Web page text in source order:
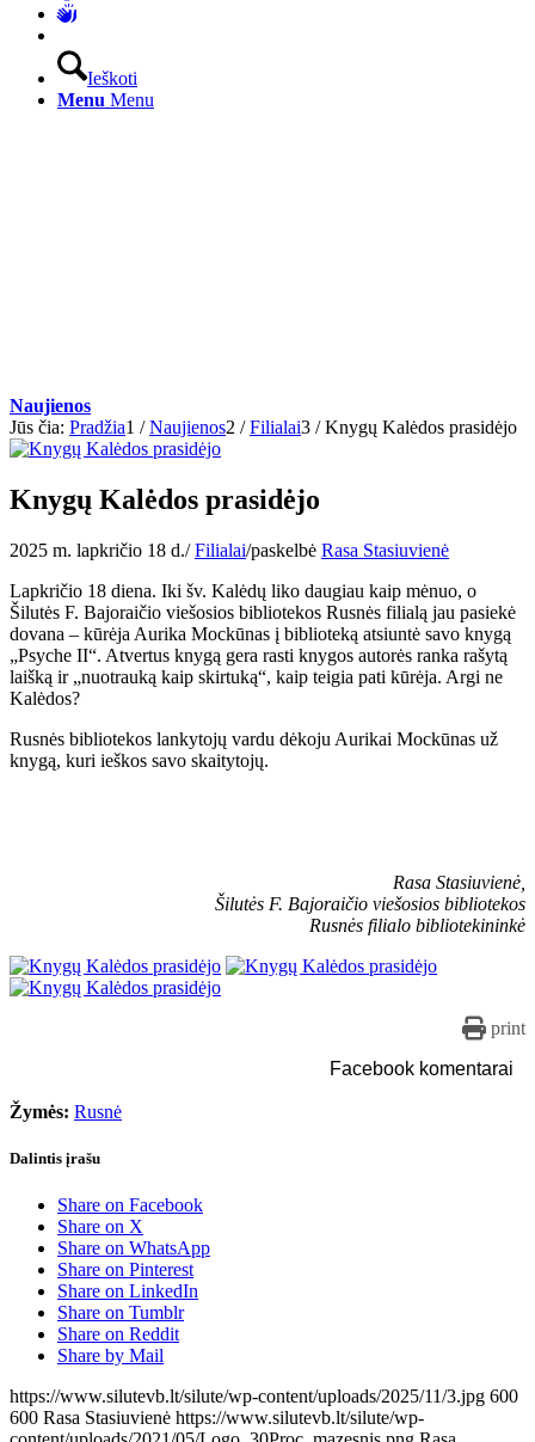
Ieškoti
Menu Menu
Naujienos
Jūs čia: Pradžia1 / Naujienos2 / Filialai3 / Knygų Kalėdos prasidėjo
Knygų Kalėdos prasidėjo
2025 m. lapkričio 18 d./ Filialai/paskelbė Rasa Stasiuvienė
Lapkričio 18 diena. Iki šv. Kalėdų liko daugiau kaip mėnuo, o
Šilutės F. Bajoraičio viešosios bibliotekos Rusnės filialą jau pasiekė
dovana – kūrėja Aurika Mockūnas į biblioteką atsiuntė savo knygą
„Psyche II“. Atvertus knygą gera rasti knygos autorės ranka rašytą
laišką ir „nuotrauką kaip skirtuką“, kaip teigia pati kūrėja. Argi ne
Kalėdos?
Rusnės bibliotekos lankytojų vardu dėkoju Aurikai Mockūnas už
knygą, kuri ieškos savo skaitytojų.
Rasa Stasiuvienė,
Šilutės F. Bajoraičio viešosios bibliotekos
Rusnės filialo bibliotekininkė
print
Facebook komentarai
Žymės: Rusnė
Dalintis įrašu
Share on Facebook
Share on X
Share on WhatsApp
Share on Pinterest
Share on LinkedIn
Share on Tumblr
Share on Reddit
Share by Mail
https://www.silutevb.lt/silute/wp-content/uploads/2025/11/3.jpg 600
600 Rasa Stasiuvienė https://www.silutevb.lt/silute/wp-